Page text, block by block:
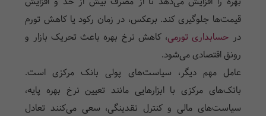
قیمت‌ها جلوگیری کند. برعکس، در زمان رکود یا کاهش تورم
در حسابداری تورمی، کاهش نرخ بهره باعث تحریک بازار و
رونق اقتصادی می‌شود.
عامل مهم دیگر، سیاست‌های پولی بانک مرکزی است.
بانک‌های مرکزی با ابزارهایی مانند تعیین نرخ بهره پایه،
سیاست‌های مالی و کنترل نقدینگی، سعی می‌کنند تعادل